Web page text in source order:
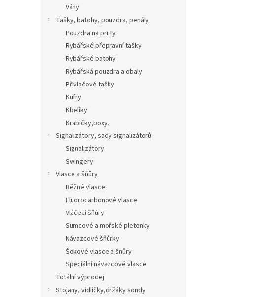
Váhy
Tašky, batohy, pouzdra, penály
Pouzdra na pruty
Rybářské přepravní tašky
Rybářské batohy
Rybářská pouzdra a obaly
Přívlačové tašky
Kufry
Kbelíky
Krabičky,boxy.
Signalizátory, sady signalizátorů
Signalizátory
Swingery
Vlasce a šňůry
Běžné vlasce
Fluorocarbonové vlasce
Vláčecí šňůry
Sumcové a mořské pletenky
Návazcové šňůrky
Šokové vlasce a šnůry
Speciální návazcové vlasce
Totální výprodej
Stojany, vidličky,držáky sondy